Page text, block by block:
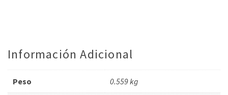
Información Adicional
Peso 0.559 kg